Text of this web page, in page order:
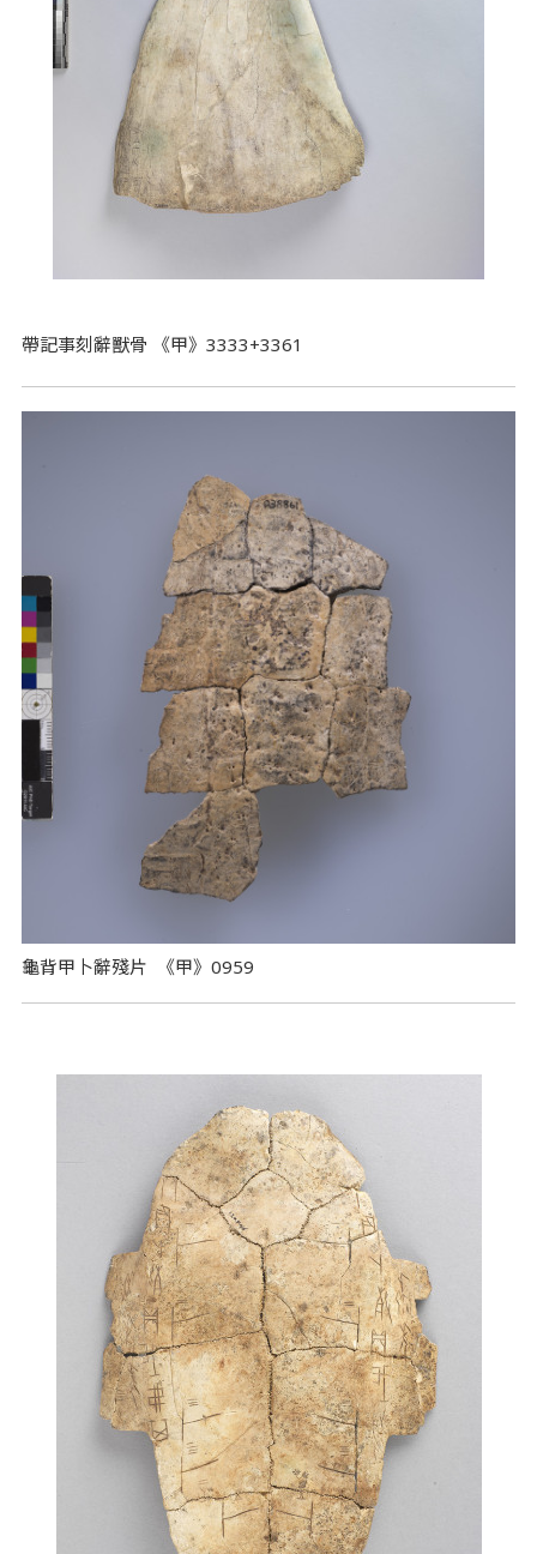
帶記事刻辭獸骨 《甲》3333+3361
龜背甲卜辭殘片 《甲》0959